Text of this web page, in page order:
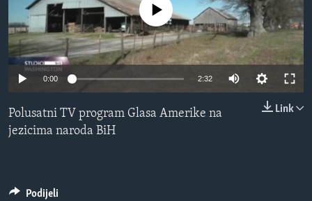
MAGAZIN
O GLASU AMERIKE
Learning English
PRATITE NAS
No media source currently available
0:00 2:32
Link
Polusatni TV program Glasa Amerike na
jezicima naroda BiH
Podijeli